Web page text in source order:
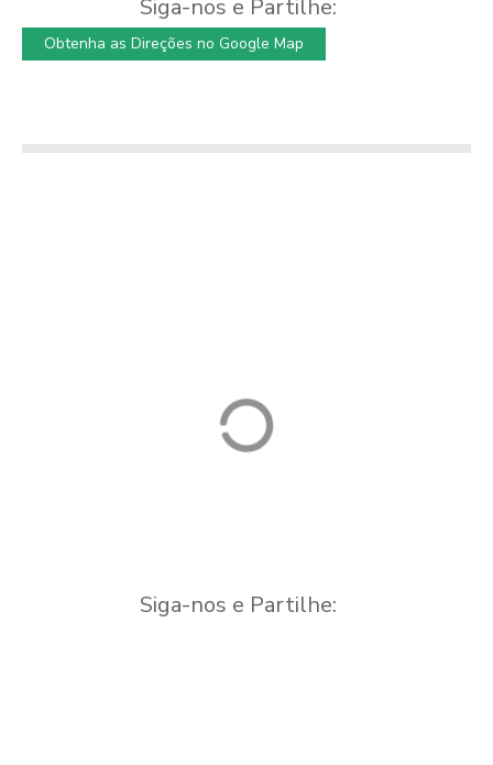
Siga-nos e Partilhe:
Obtenha as Direções no Google Map
Ponte de
Siga-nos e Partilhe: